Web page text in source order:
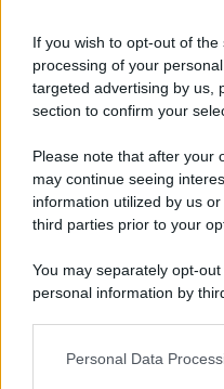
If you wish to opt-out of
processing of your
targeted advertising by us,
section to confirm your
Please note that after your
may continue seeing
information utilized by us
third parties prior to your
You may separately opt-
personal information by
This information may also
Personal Data